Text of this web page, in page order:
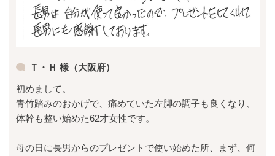
Ｔ・Ｈ 様（大阪府）
初めまして。
青竹踏みのおかげで、痛めていた左脚の調子も良くなり、
体幹も整い始めた62才女性です。
母の日に長男からのプレゼントで使い始めた所、まず、何